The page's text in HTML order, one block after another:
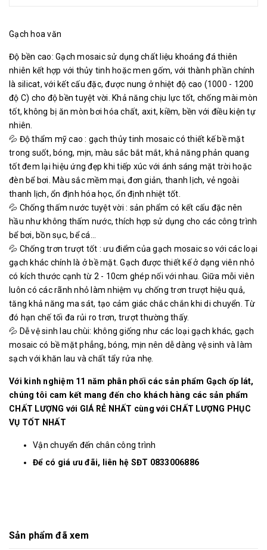
Gạch hoa văn
Độ bền cao: Gạch mosaic sử dụng chất liệu khoáng đá thiên
nhiên kết hợp với thủy tinh hoặc men gốm, với thành phần chính
là silicat, với kết cấu đặc, được nung ở nhiệt độ cao (1000 - 1200
độ C) cho độ bền tuyệt vời. Khả năng chịu lực tốt, chống mài mòn
tốt, không bị ăn mòn bơi hóa chất, axit, kiềm, bền với điều kiện tự
nhiên.
💦 Độ thẩm mỹ cao : gạch thủy tinh mosaic có thiết kế bề mặt
trong suốt, bóng, mịn, màu sắc bắt mắt, khả năng phản quang
tốt đem lại hiệu ứng đẹp khi tiếp xúc với ánh sáng mặt trời hoặc
đèn bể bơi. Màu sắc mềm mại, đơn giản, thanh lịch, vẻ ngoài
thanh lịch, ổn định hóa học, ổn định nhiệt tốt.
💦 Chống thấm nước tuyệt vời : sản phẩm có kết cấu đặc nên
hầu như không thấm nước, thích hợp sử dụng cho các công trình
bể bơi, bồn sục, bể cá...
💦 Chống trơn trượt tốt : ưu điểm của gạch mosaic so với các loại
gạch khác chính là ở bề mặt. Gạch được thiết kế ở dạng viên nhỏ
có kích thước cạnh từ 2 - 10cm ghép nối với nhau. Giữa mỗi viên
luôn có các rãnh nhỏ làm nhiệm vụ chống trơn trượt hiệu quả,
tăng khả năng ma sát, tạo cảm giác chắc chắn khi di chuyển. Từ
đó hạn chế tối đa rủi ro trơn, trượt thường thấy.
💦 Dễ vệ sinh lau chùi: không giống như các loại gạch khác, gạch
mosaic có bề mặt phẳng, bóng, mịn nên dễ dàng vệ sinh và làm
sạch với khăn lau và chất tẩy rửa nhẹ.
Với kinh nghiệm 11 năm phân phối các sản phẩm Gạch ốp lát,
chúng tôi cam kết mang đến cho khách hàng các sản phẩm
CHẤT LƯỢNG với GIÁ RẺ NHẤT cùng với CHẤT LƯỢNG PHỤC
VỤ TỐT NHẤT
Vận chuyển đến chân công trình
Để có giá ưu đãi, liên hệ SĐT 0833006886
Sản phẩm đã xem